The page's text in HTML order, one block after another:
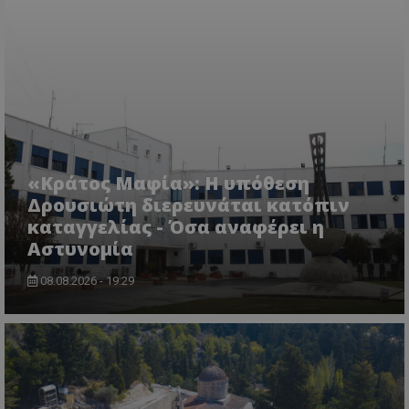
«Κράτος Μαφία»: Η υπόθεση
Δρουσιώτη διερευνάται κατόπιν
καταγγελίας - Όσα αναφέρει η
Αστυνομία
08.08.2026 - 19:29
VISITOR_PRIVACY_METADATA
.youtube.com